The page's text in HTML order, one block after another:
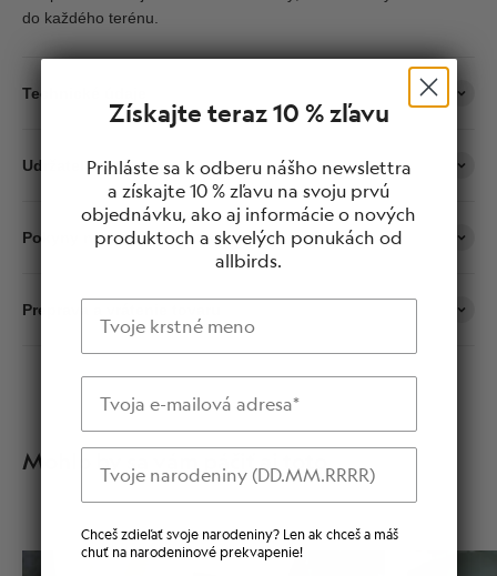
do každého terénu.
Technické údaje
Udržateľnosť
Pokyny na starostlivosť
Preprava a vrátenie tovaru
Mohlo by sa vám páčiť aj toto
Získajte teraz 10 % zľavu
Prihláste sa k odberu nášho newslettra
a získajte 10 % zľavu na svoju prvú
objednávku, ako aj informácie o nových
produktoch a skvelých ponukách od
allbirds.
Meno
E-mailová adresa
Narodeniny
Chceš zdieľať svoje narodeniny? Len ak chceš a máš
chuť na narodeninové prekvapenie!